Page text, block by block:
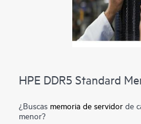
HPE DDR5 Standard
¿Buscas memoria de servidor de
menor?